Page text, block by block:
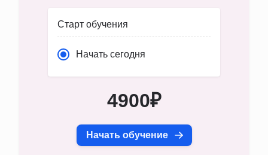
Старт обучения
Начать сегодня
4900₽
Начать обучение